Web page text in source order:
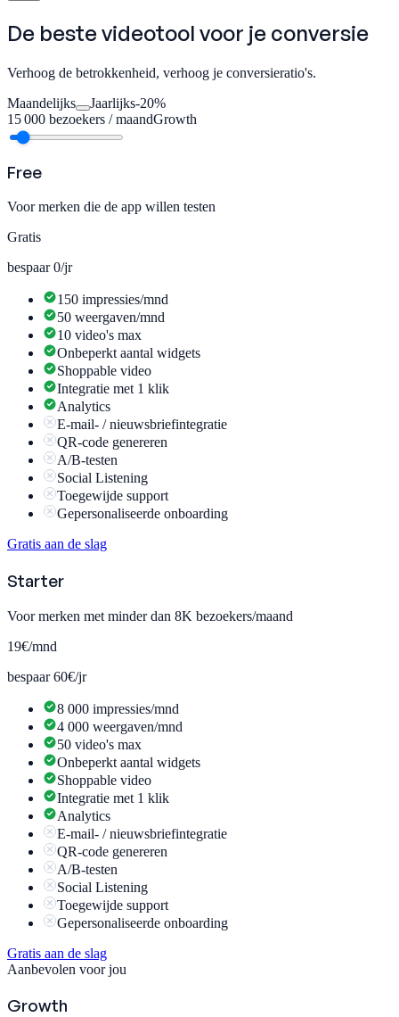
De beste videotool voor je conversie
Verhoog de betrokkenheid, verhoog je conversieratio's.
Maandelijks
Jaarlijks-20%
15 000 bezoekers / maandGrowth
Free
Voor merken die de app willen testen
Gratis
bespaar 0/jr
150 impressies/mnd
50 weergaven/mnd
10 video's max
Onbeperkt aantal widgets
Shoppable video
Integratie met 1 klik
Analytics
E-mail- / nieuwsbriefintegratie
QR-code genereren
A/B-testen
Social Listening
Toegewijde support
Gepersonaliseerde onboarding
Gratis aan de slag
Starter
Voor merken met minder dan 8K bezoekers/maand
19€/mnd
bespaar 60€/jr
8 000 impressies/mnd
4 000 weergaven/mnd
50 video's max
Onbeperkt aantal widgets
Shoppable video
Integratie met 1 klik
Analytics
E-mail- / nieuwsbriefintegratie
QR-code genereren
A/B-testen
Social Listening
Toegewijde support
Gepersonaliseerde onboarding
Gratis aan de slag
Aanbevolen voor jou
Growth